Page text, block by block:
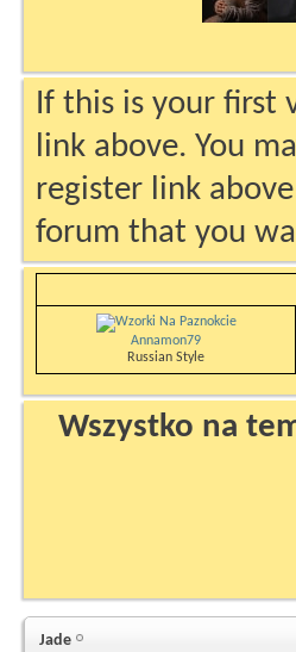
If this is your first
link above. You
register link
forum that you
Annamon79
Russian Style
Wszystko na
Jade